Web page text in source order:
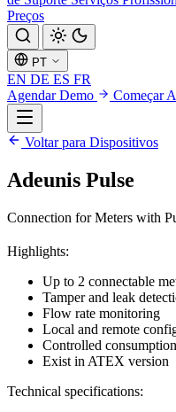
Preços
PT
EN DE ES FR
Agendar Demo
Começar
Voltar para Dispositivos
Adeunis Pulse
Connection for Meters with
Highlights:
Up to 2 connectable
Tamper and leak
Flow rate monitoring
Local and remote
Controlled
Exist in ATEX version
Technical specifications: